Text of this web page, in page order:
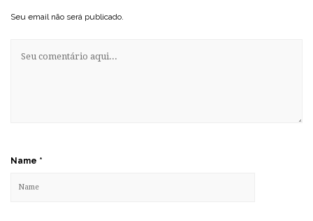
Seu email não será publicado.
Name *